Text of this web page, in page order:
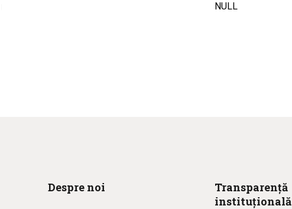
NULL
Despre noi
Transparență
instituțională